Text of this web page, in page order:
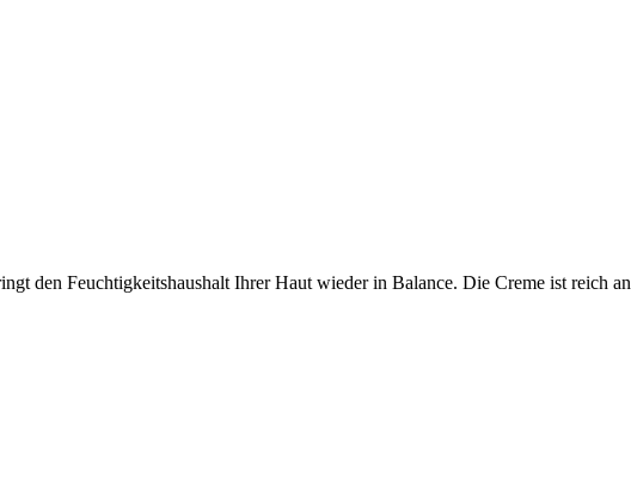
den Feuchtigkeitshaushalt Ihrer Haut wieder in Balance. Die Creme ist reich